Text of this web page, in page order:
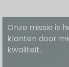
Onze missie is
klanten door
kwaliteit.